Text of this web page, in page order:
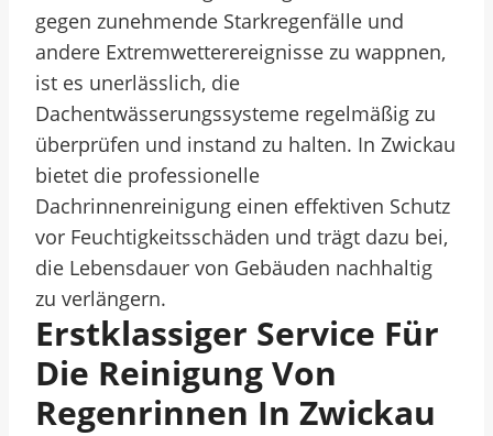
gegen zunehmende Starkregenfälle und
andere Extremwetterereignisse zu wappnen,
ist es unerlässlich, die
Dachentwässerungssysteme regelmäßig zu
überprüfen und instand zu halten. In Zwickau
bietet die professionelle
Dachrinnenreinigung einen effektiven Schutz
vor Feuchtigkeitsschäden und trägt dazu bei,
die Lebensdauer von Gebäuden nachhaltig
zu verlängern.
Erstklassiger Service Für
Die Reinigung Von
Regenrinnen In Zwickau